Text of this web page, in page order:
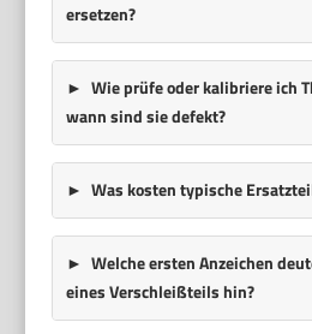
ersetzen?
Wie prüfe oder kalibriere ich
wann sind sie defekt?
Was kosten typische
Welche ersten Anzeichen
eines Verschleißteils hin?